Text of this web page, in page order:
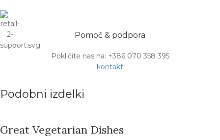
Pomoč & podpora
Pokličite nas na: +386 070 358 395
kontakt
Podobni izdelki
Great Vegetarian Dishes